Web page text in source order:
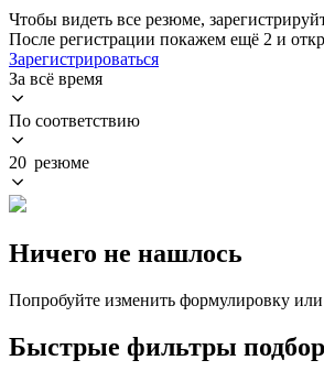
Чтобы видеть все резюме,
После регистрации покажем ещё 2 и
Зарегистрироваться
За всё время
По соответствию
20 резюме
Ничего не нашлось
Попробуйте изменить формулировку
Быстрые фильтры